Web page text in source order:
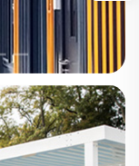
Am: 2023
airde, 8760 ×
le solas ...